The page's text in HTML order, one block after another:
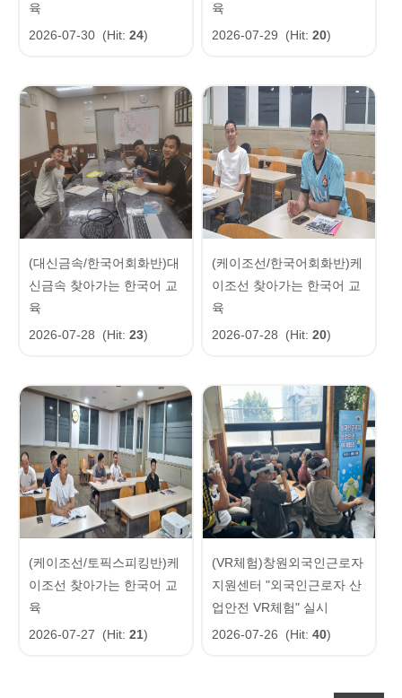
육
2026-07-30 (Hit: 24)
육
2026-07-29
(Hit: 20)
(대신금속/한국어회화반)대
신금속 찾아가는 한국어 교
육
2026-07-28
(Hit: 23)
(케이조선/한국어회화반)케
이조선 찾아가는 한국어 교
육
2026-07-28
(Hit: 20)
(케이조선/토픽스피킹반)케
이조선 찾아가는 한국어 교
육
2026-07-27
(Hit: 21)
(VR체험)창원외국인근로자
지원센터 "외국인근로자 산
업안전 VR체험" 실시
2026-07-26
(Hit: 40)